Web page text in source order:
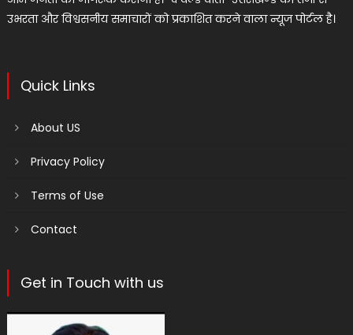
उभरता और विश्वसनीय समाचारों को प्रकाशित करने वाला न्यूज पोर्टल है।
Quick Links
About US
Privacy Policy
Terms of Use
Contact
Get in Touch with us